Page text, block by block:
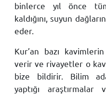
binlerce yıl önce
kaldığını, suyun
eder.
Kur’an bazı
verir ve rivayetler o
bize bildirir. Bilim
yaptığı